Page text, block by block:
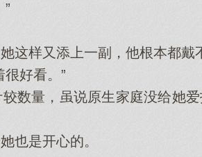
样又添上一副，他根本都戴
好看。”
量，虽说原生家庭没给她爱
是开心的。